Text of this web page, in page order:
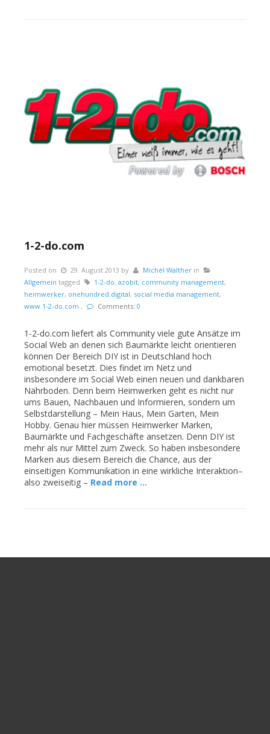
1-2-do.com
Posted on 29. August 2013 by Michèl Walther in
Allgemein tagged 1-2-do, azobit, community management,
heimwerker, onehundred.digital, social media management,
www.1-2-do.com , Comments: 0
1-2-do.com liefert als Community viele gute Ansätze im
Social Web an denen sich Baumärkte leicht orientieren
können Der Bereich DIY ist in Deutschland hoch
emotional besetzt. Dies findet im Netz und
insbesondere im Social Web einen neuen und dankbaren
Nährboden. Denn beim Heimwerken geht es nicht nur
ums Bauen, Nachbauen und Informieren, sondern um
Selbstdarstellung – Mein Haus, Mein Garten, Mein
Hobby. Genau hier müssen Heimwerker Marken,
Baumärkte und Fachgeschäfte ansetzen. Denn DIY ist
mehr als nur Mittel zum Zweck. So haben insbesondere
Marken aus diesem Bereich die Chance, aus der
einseitigen Kommunikation in eine wirkliche Interaktion–
also zweiseitig – Read more …